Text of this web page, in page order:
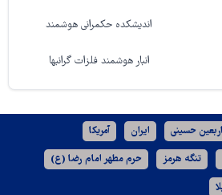
اندیشکده حکمرانی هوشمند
انبار هوشمند فلزات گرانبها
اربعین حسینی ایران آمریکا
تنگه هرمز حرم مطهر امام رضا (ع)